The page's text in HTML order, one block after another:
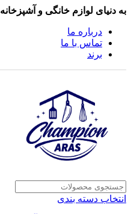
به دنیای لوازم خانگی و آشپزخانه
درباره ما
تماس با ما
برند
انتخاب دسته بندی